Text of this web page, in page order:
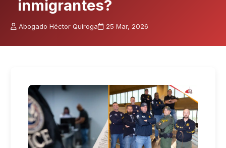
inmigrantes?
Abogado Héctor Quiroga 25 Mar, 2026